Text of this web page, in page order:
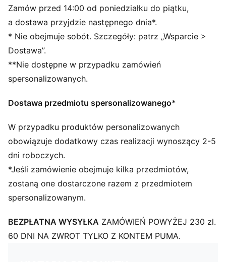
Krój: Oversize
Materiał główny: Pojedynczy dżersej
Dekolt: Okrągły dekolt
Krótkie rękawy
Długość: Standardowa
Zdobione serce
Zamów przed 14:00 od poniedziałku do piątku,
a dostawa przyjdzie następnego dnia*.
* Nie obejmuje sobót. Szczegóły: patrz „Wsparcie >
Dostawa”.
**Nie dostępne w przypadku zamówień
spersonalizowanych.
Dostawa przedmiotu spersonalizowanego*
W przypadku produktów personalizowanych
obowiązuje dodatkowy czas realizacji wynoszący 2-5
dni roboczych.
*Jeśli zamówienie obejmuje kilka przedmiotów,
zostaną one dostarczone razem z przedmiotem
spersonalizowanym.
BEZPŁATNA WYSYŁKA ZAMÓWIEŃ POWYŻEJ 230 zl.
60 DNI NA ZWROT TYLKO Z KONTEM PUMA.